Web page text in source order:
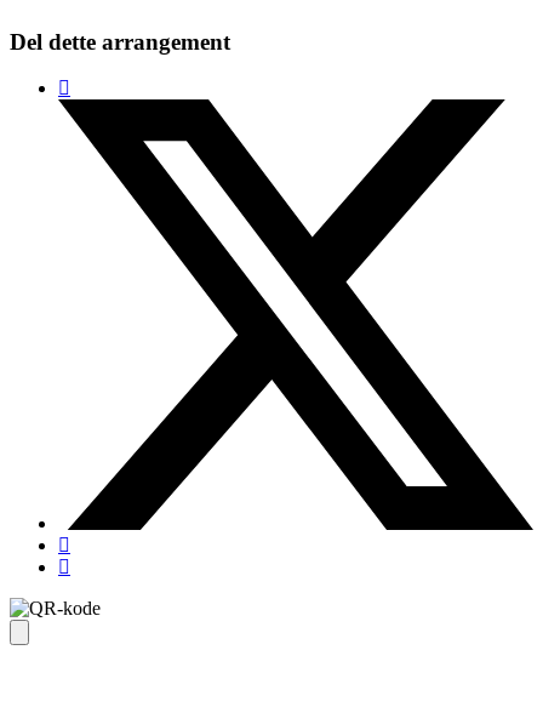
Del dette arrangement